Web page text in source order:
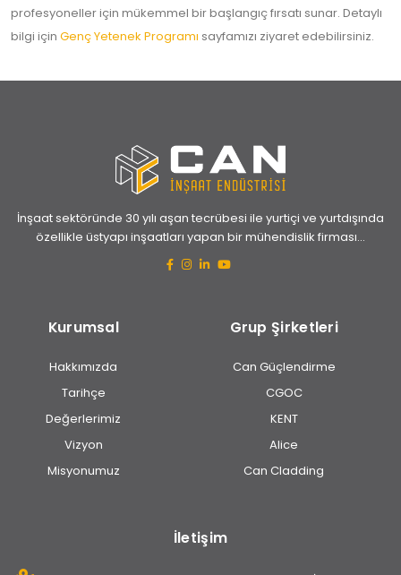
profesyoneller için mükemmel bir başlangıç fırsatı sunar. Detaylı
bilgi için Genç Yetenek Programı sayfamızı ziyaret edebilirsiniz.
İnşaat sektöründe 30 yılı aşan tecrübesi ile yurtiçi ve yurtdışında
özellikle üstyapı inşaatları yapan bir mühendislik firması...
Kurumsal
Hakkımızda
Tarihçe
Değerlerimiz
Vizyon
Misyonumuz
Grup Şirketleri
Can Güçlendirme
CGOC
KENT
Alice
Can Cladding
İletişim